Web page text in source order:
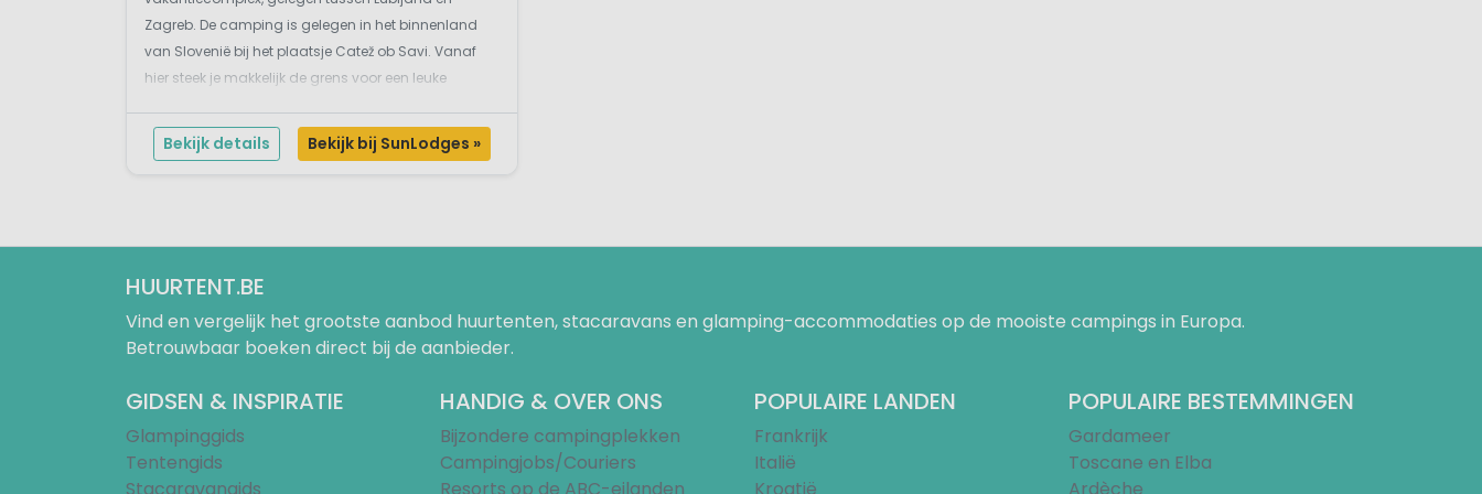
Zagreb. De camping is gelegen in het binnenland
van Slovenië bij het plaatsje Catež ob Savi. Vanaf
hier steek je makkelijk de grens voor een leuke
camping is het zwembadencomplex meer dan
10.000 m²...
Bekijk details Bekijk bij SunLodges »
HUURTENT.BE
Vind en vergelijk het grootste aanbod huurtenten, stacaravans en glamping-accommodaties op de mooiste campings in Europa.
Betrouwbaar boeken direct bij de aanbieder.
GIDSEN & INSPIRATIE
Glampinggids
Tentengids
HANDIG & OVER ONS
Bijzondere campingplekken
Campingjobs/Couriers
POPULAIRE LANDEN
Frankrijk
Italië
POPULAIRE BESTEMMINGEN
Gardameer
Toscane en Elba